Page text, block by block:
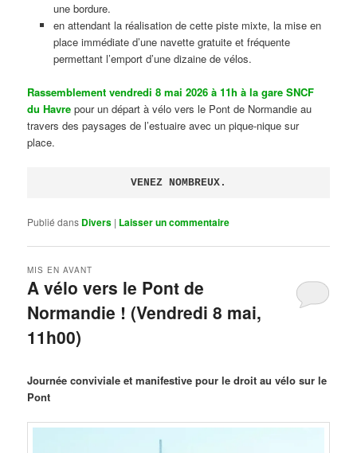
une bordure.
en attendant la réalisation de cette piste mixte, la mise en
place immédiate d’une navette gratuite et fréquente
permettant l’emport d’une dizaine de vélos.
Rassemblement vendredi 8 mai 2026 à 11h à la gare SNCF
du Havre pour un départ à vélo vers le Pont de Normandie au
travers des paysages de l’estuaire avec un pique-nique sur
place.
VENEZ NOMBREUX.
Publié dans Divers | Laisser un commentaire
A vélo vers le Pont de
Normandie ! (Vendredi 8 mai,
11h00)
MIS EN AVANT
Journée conviviale et manifestive pour le droit au vélo sur le
Pont